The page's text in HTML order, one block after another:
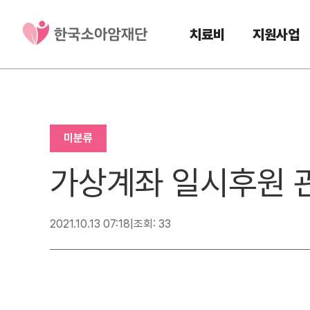
치료비 지원사업
미분류
가상계좌 일시후원
2021.10.13 07:18 조회: 33